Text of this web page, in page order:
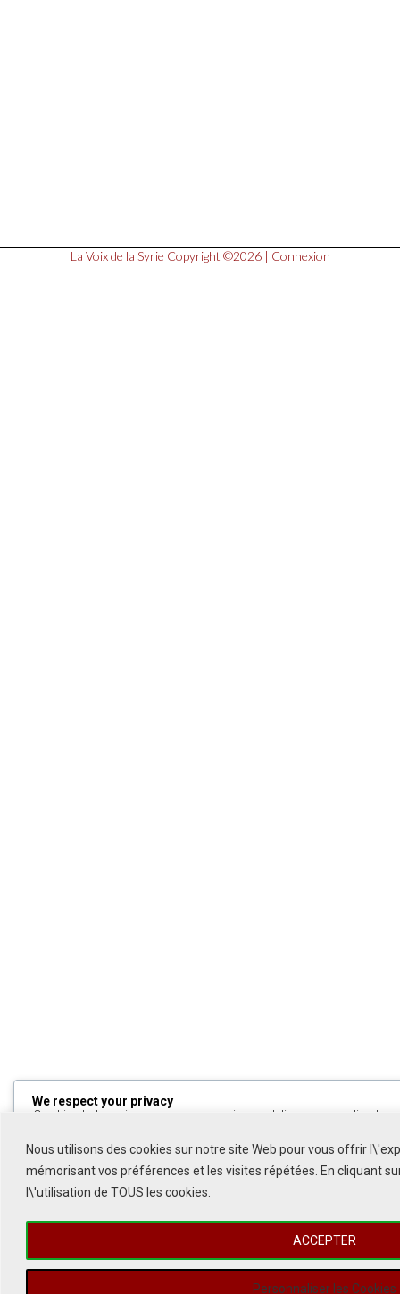
Nous utilisons des cookies sur notre site Web pour vous offrir
mémorisant vos préférences et les visites répétées. En cliquant
l\'utilisation de TOUS les cookies.
Personnaliser les Cookies
ACCEPTER
La Voix de la Syrie Copyright ©2026 | Connexion
We respect your privacy
Cookies help us improve your experience, deliver personalized
Allto decline non-essential cookies.
Reject All
Powered by